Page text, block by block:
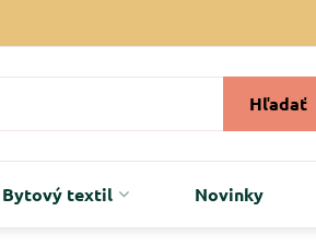
Hľadať
Bytový textil Novinky